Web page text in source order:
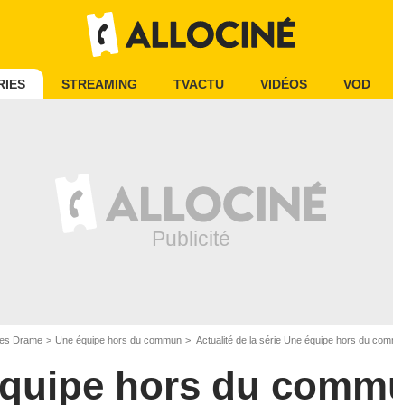
STREAMING TVACTU VIDÉOS VOD
Drame Une équipe hors du commun Actualité de la série Une équipe hors du
hors du